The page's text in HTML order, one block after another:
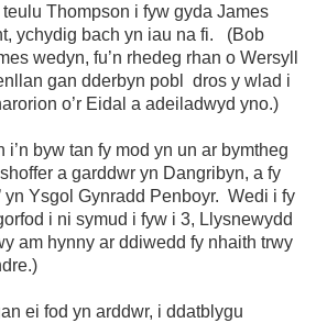
Thompson i fyw gyda James
ychydig bach yn iau na fi. (Bob
wedyn, fu’n rhedeg rhan o Wersyll
gan dderbyn pobl dros y wlad i
o’r Eidal a adeiladwyd yno.)
i’n byw tan fy mod yn un ar bymtheg
a garddwr yn Dangribyn, a fy
yn Ysgol Gynradd Penboyr. Wedi i fy
i ni symud i fyw i 3, Llysnewydd
am hynny ar ddiwedd fy nhaith trwy
ei fod yn arddwr, i ddatblygu